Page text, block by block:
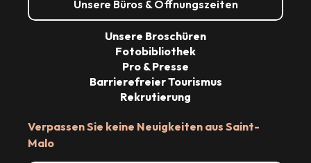
Unsere Büros & Öffnungszeiten
Verpassen Sie keine Neuigkeiten aus Saint-
Malo
Unsere Broschüren
Fotobibliothek
Pro & Presse
Barrierefreier Tourismus
Rekrutierung